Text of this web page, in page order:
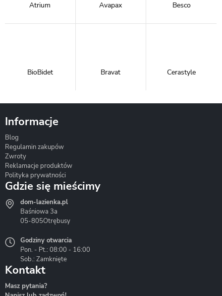
Atrium Avapax Besco
BioBidet Bravat Cerastyle
Hydrostop
Liveno
Informacje
Blog
Regulamin zakupów
Zwroty
Reklamacje produktów
Polityka prywatności
Gdzie się mieścimy
dom-lazienka.pl
Baśniowa 3a
05-805Otrębusy
Godziny otwarcia
Pon. - Pt.: 08:00 - 16:00
Sob.: Zamknięte
Kontakt
Masz pytania?